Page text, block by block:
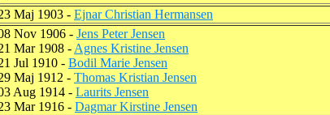
Maj 1903 - Ejnar Christian Hermansen
Nov 1906 - Jens Peter Jensen
Mar 1908 - Agnes Kristine Jensen
Jul 1910 - Bodil Marie Jensen
Maj 1912 - Thomas Kristian Jensen
Aug 1914 - Laurits Jensen
Mar 1916 - Dagmar Kirstine Jensen